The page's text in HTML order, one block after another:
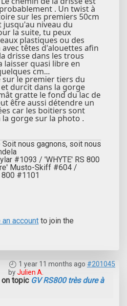
. Un twist à
sur les premiers 50cm
niveau du
la suite, tu peux
plastiques ou des
têtes d'alouettes afin
drisse dans les trous
laisser quasi libre en
cm...
sur le premier tiers du
durcit dans la gorge
gratte le fond du lac de
être aussi détendre un
car les boitiers sont
gorge sur la photo .
Soit nous gagnons, soit nous
#1093 / 'WHYTE' RS 800
Musto-Skiff #604 /
#1101
an account to join the
1 year 11 months ago #201045
byJulien A.
on topic GV RS800 très dure à